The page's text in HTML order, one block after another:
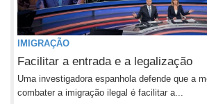
IMIGRAÇÃO
Facilitar a entrada e a legalização
Uma investigadora espanhola defende que a
combater a imigração ilegal é facilitar a...